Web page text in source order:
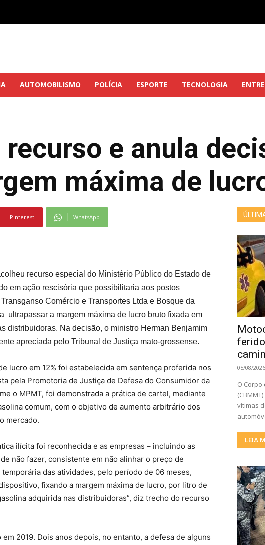
AUTOMOBILISMO POLÍCIA ESPORTE TECNOLOGIA
recurso e anula
máxima de
Pinterest WhatsApp
recurso especial do Ministério Público do Estado de
em ação rescisória que possibilitaria aos postos
Comércio e Transportes Ltda e Bosque da
ultrapassar a margem máxima de lucro bruto fixada em
distribuidoras. Na decisão, o ministro Herman Benjamim
apreciada pelo Tribunal de Justiça mato-grossense.
lucro em 12% foi estabelecida em sentença proferida nos
pela Promotoria de Justiça de Defesa do Consumidor da
o MPMT, foi demonstrada a prática de cartel, mediante
comum, com o objetivo de aumento arbitrário dos
mercado.
ilícita foi reconhecida e as empresas – incluindo as
não fazer, consistente em não alinhar o preço de
das atividades, pelo período de 06 meses,
fixando a margem máxima de lucro, por litro de
adquirida nas distribuidoras”, diz trecho do recurso
2019. Dois anos depois, no entanto, a defesa de alguns
05/08/2026
O
vítimas
LEIA